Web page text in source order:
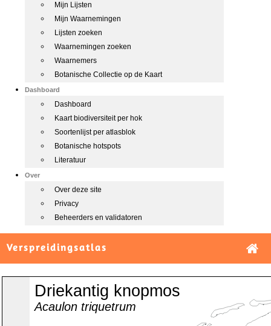
Mijn Lijsten
Mijn Waarnemingen
Lijsten zoeken
Waarnemingen zoeken
Waarnemers
Botanische Collectie op de Kaart
Dashboard
Dashboard
Kaart biodiversiteit per hok
Soortenlijst per atlasblok
Botanische hotspots
Literatuur
Over
Over deze site
Privacy
Beheerders en validatoren
Verspreidingsatlas